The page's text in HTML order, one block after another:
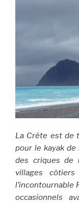
La Crête est de
pour le kayak de
des criques de
villages
l’incontournable
occasionnels